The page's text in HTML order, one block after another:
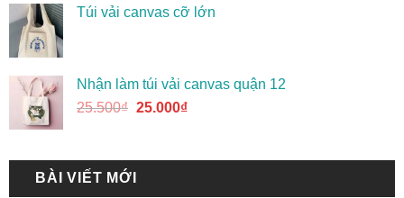
Túi vải canvas cỡ lớn
Nhận làm túi vải canvas quận 12
25.500₫ 25.000₫
BÀI VIẾT MỚI